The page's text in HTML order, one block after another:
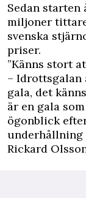
Sedan
miljoner
svenska
priser.
”Känns stort
– Idrottsgalan
gala, det
är en gala
ögonblick
underhållning
Rickard